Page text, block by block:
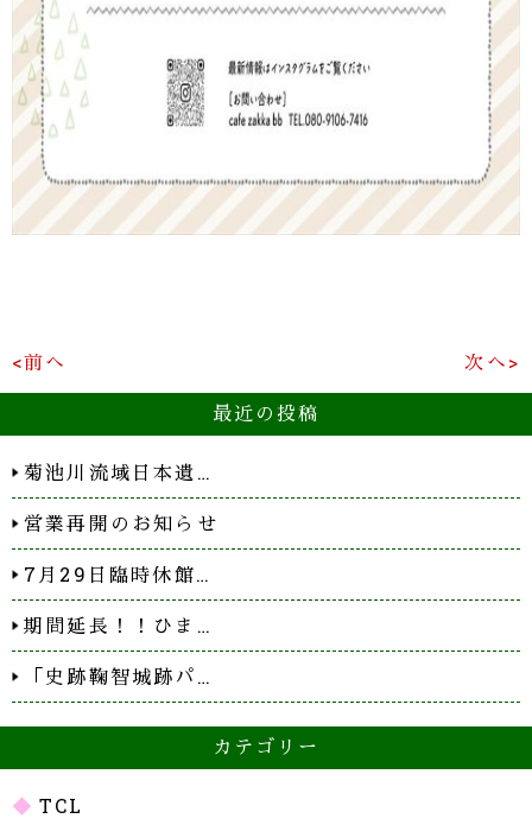
<前へ 次へ>
最近の投稿
菊池川流域日本遺…
営業再開のお知らせ
7月29日臨時休館…
期間延長！！ひま…
「史跡鞠智城跡パ…
カテゴリー
TCL